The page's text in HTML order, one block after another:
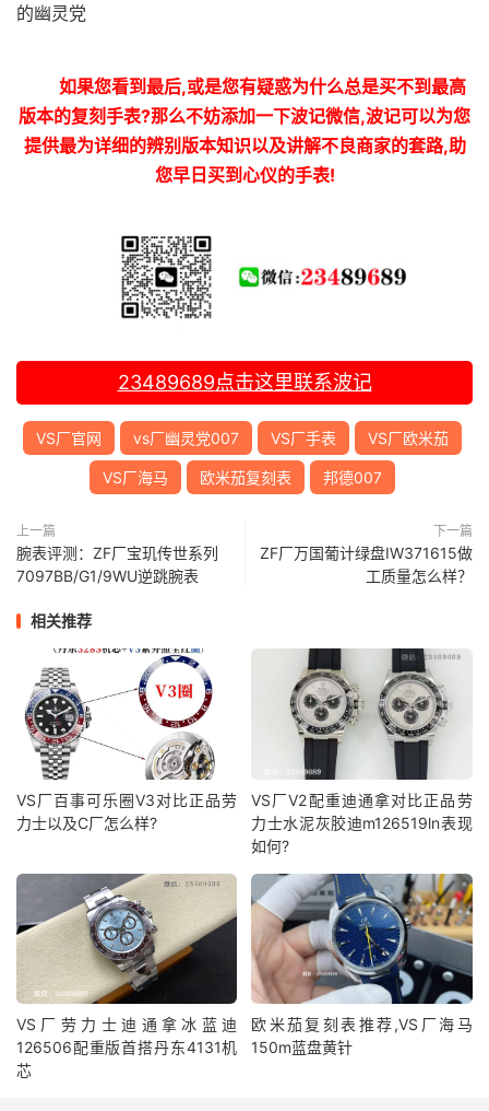
的幽灵党
如果您看到最后,或是您有疑惑为什么总是买不到最高
版本的复刻手表?那么不妨添加一下波记微信,波记可以为您
提供最为详细的辨别版本知识以及讲解不良商家的套路,助
您早日买到心仪的手表!
23489689点击这里联系波记
VS厂官网 vs厂幽灵党007 VS厂手表 VS厂欧米茄
VS厂海马 欧米茄复刻表 邦德007
上一篇
腕表评测：ZF厂宝玑传世系列
7097BB/G1/9WU逆跳腕表
下一篇
ZF厂万国葡计绿盘IW371615做
工质量怎么样？
相关推荐
VS厂百事可乐圈V3对比正品劳
力士以及C厂怎么样?
VS厂V2配重迪通拿对比正品劳
力士水泥灰胶迪m126519ln表现
如何?
VS厂劳力士迪通拿冰蓝迪
126506配重版首搭丹东4131机
芯
欧米茄复刻表推荐,VS厂海马
150m蓝盘黄针